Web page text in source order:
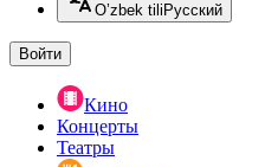
O’zbek tili Русский
Войти
Кино
Концерты
Театры